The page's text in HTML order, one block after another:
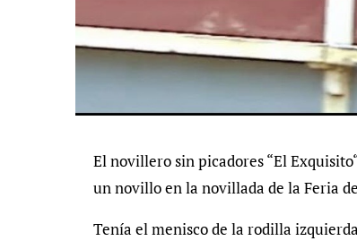
El novillero sin picadores “El
un novillo en la novillada de la Feria
Tenía el menisco de la rodilla